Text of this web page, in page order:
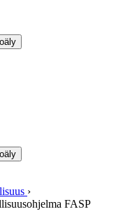
›
FASP